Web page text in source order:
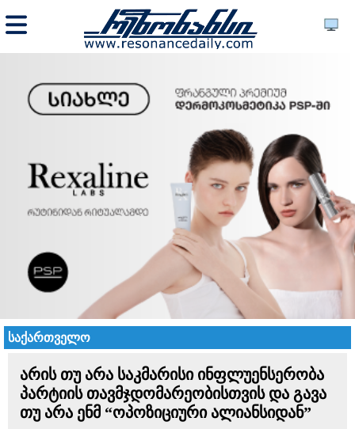
საქართველო
არის თუ არა საკმარისი ინფლუენსერობა
პარტიის თავმჯდომარეობისთვის და გავა
თუ არა ენმ “ოპოზიციური ალიანსიდან”